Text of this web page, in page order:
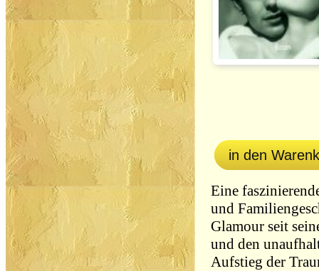
in den
Eine
und
Glamour seit
und den
Aufstieg der